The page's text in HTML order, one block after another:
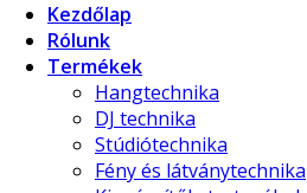
Kezdőlap
Rólunk
Termékek
Hangtechnika
DJ technika
Stúdiótechnika
Fény és látványtechnika